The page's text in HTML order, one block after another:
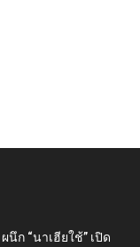
นึก “นาเฮียใช้” เปิด